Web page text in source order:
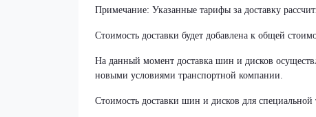
Примечание: Указанные тарифы за доставку
Стоимость доставки будет добавлена к общей
На данный момент доставка шин и дисков
новыми условиями транспортной компании.
Стоимость доставки шин и дисков для